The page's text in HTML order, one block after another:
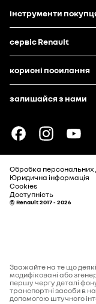
інструменти
сервіс Renault
корисні посилання
залишайся з нами
Обробка персональних
Юридична інформація
Cookies
Доступність
© Renault 2017 - 2026
Зважайте на те що
модифіковані або
першу чергу деталі
транспортні засоби в
допомогою штучного